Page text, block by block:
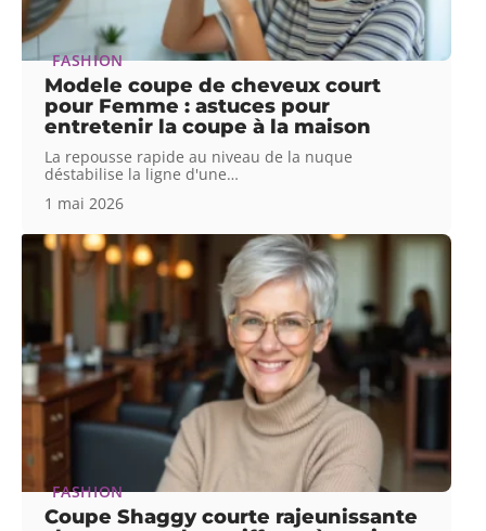
FASHION
Modele coupe de cheveux court
pour Femme : astuces pour
entretenir la coupe à la maison
La repousse rapide au niveau de la nuque
déstabilise la ligne d'une…
1 mai 2026
FASHION
Coupe Shaggy courte rajeunissante